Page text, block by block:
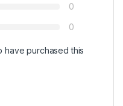
0
0
have purchased this